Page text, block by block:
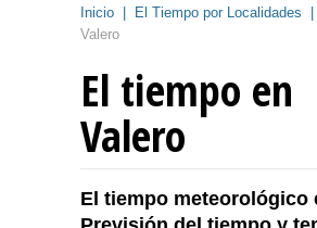
Inicio El Tiempo por Localidades
Valero
El tiempo en
Valero
El tiempo meteorológico